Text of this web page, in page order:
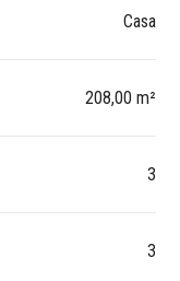
Casa
208,00 m²
3
3